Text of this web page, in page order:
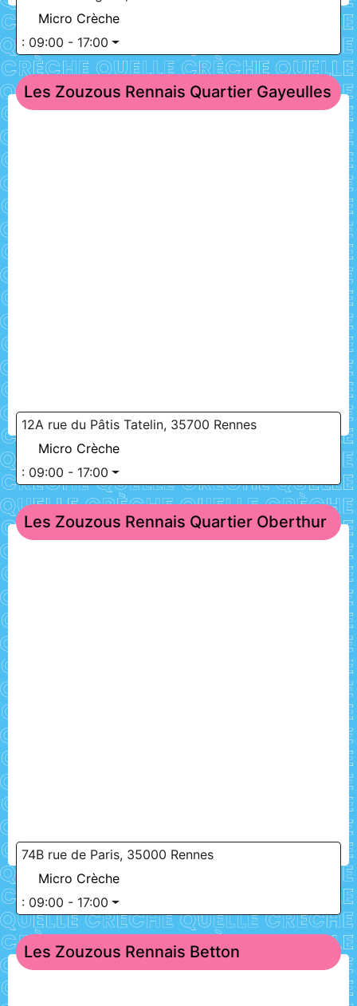
Micro Crèche
: 09:00 - 17:00
Les Zouzous Rennais Quartier Gayeulles
12A rue du Pâtis Tatelin, 35700 Rennes
Micro Crèche
: 09:00 - 17:00
Les Zouzous Rennais Quartier Oberthur
74B rue de Paris, 35000 Rennes
Micro Crèche
: 09:00 - 17:00
Les Zouzous Rennais Betton